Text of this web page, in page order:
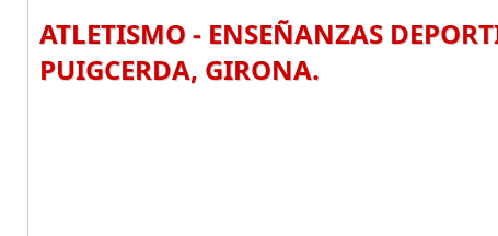
ATLETISMO - ENSEÑANZAS
PUIGCERDA, GIRONA.